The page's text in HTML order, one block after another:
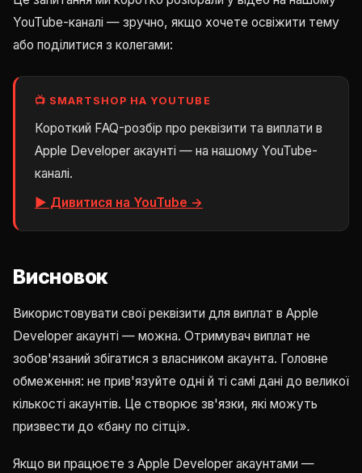
YouTube-каналі — зручно, якщо хочете освіжити тему
або поділитися з колегами:
📺 SMARTSHOP НА YOUTUBE
Короткий FAQ-розбір про реквізити та виплати в
Apple Developer акаунті — на нашому YouTube-
каналі.
▶ Дивитися на YouTube →
Висновок
Використовувати свої реквізити для виплат в Apple
Developer акаунті — можна. Отримувач виплат не
зобов'язаний збігатися з власником акаунта. Головне
обмеження: не прив'язуйте одні й ті самі дані до великої
кількості акаунтів. Це створює зв'язки, які можуть
призвести до «бану по сітці».
Якщо ви працюєте з Apple Developer акаунтами —